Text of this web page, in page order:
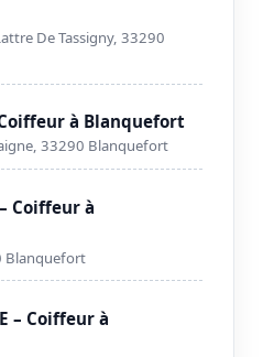
De Tassigny, 33290
Coiffeur à Blanquefort
33290 Blanquefort
Coiffeur à
Blanquefort
– Coiffeur à